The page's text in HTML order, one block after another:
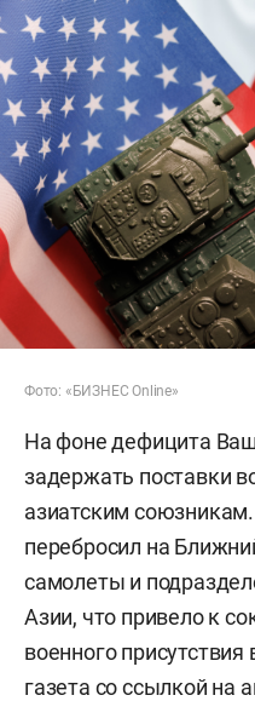
Фото: «БИЗНЕС Online»
На фоне дефицита
задержать поставки
азиатским
перебросил на
самолеты и
Азии, что привело к
военного
газета со ссылкой на